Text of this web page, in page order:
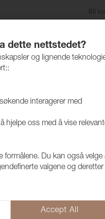
Bli
Bærekraft Case
dette nettstedet?
og lignende
interagerer med
hjelpe oss med å vise
formålene. Du kan også velge
valgene og deretter
Accept All